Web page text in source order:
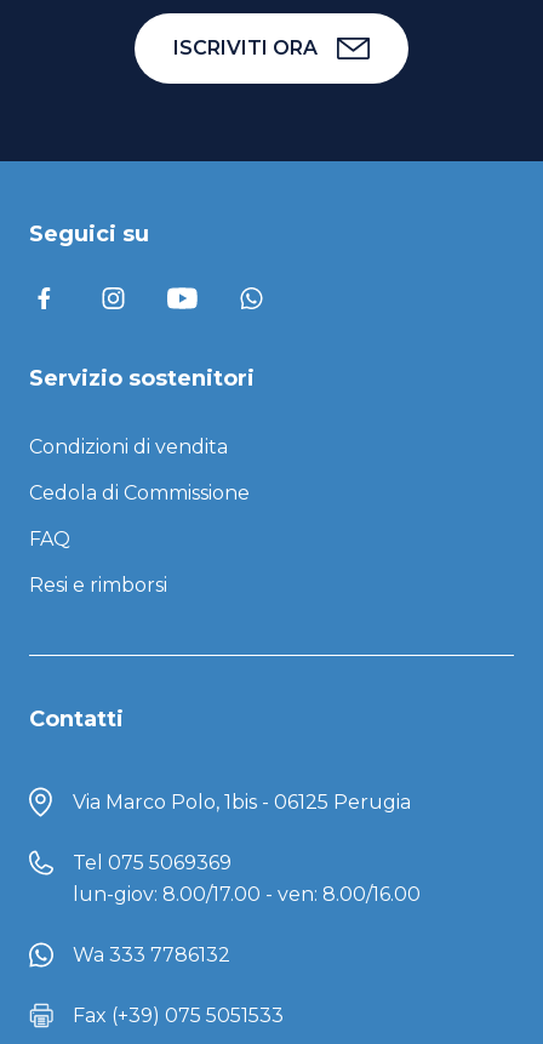
ISCRIVITI ORA
Seguici su
Servizio sostenitori
Condizioni di vendita
Cedola di Commissione
FAQ
Resi e rimborsi
Contatti
Via Marco Polo, 1bis - 06125 Perugia
Tel 075 5069369
lun-giov: 8.00/17.00 - ven: 8.00/16.00
Wa 333 7786132
Fax (+39) 075 5051533